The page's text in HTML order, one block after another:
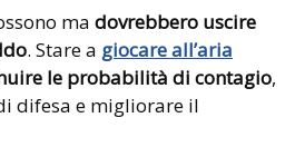
ma dovrebbero uscire
. Stare a giocare all’aria
le probabilità di contagio,
difesa e migliorare il